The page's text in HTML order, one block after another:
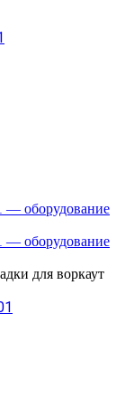
для воркаут